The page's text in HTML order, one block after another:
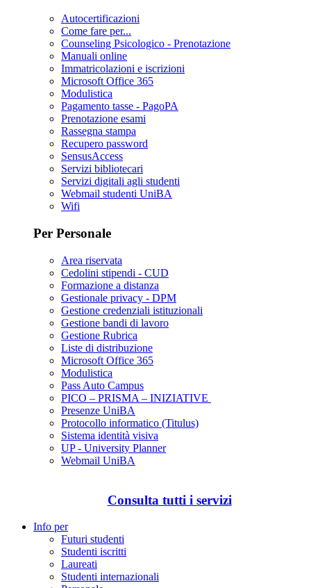
Autocertificazioni
Come fare per...
Counseling Psicologico - Prenotazione
Manuali online
Immatricolazioni e iscrizioni
Microsoft Office 365
Modulistica
Pagamento tasse - PagoPA
Prenotazione esami
Rassegna stampa
Recupero password
SensusAccess
Servizi bibliotecari
Servizi digitali agli studenti
Webmail studenti UniBA
Wifi
Per Personale
Area riservata
Cedolini stipendi - CUD
Formazione a distanza
Gestionale privacy - DPM
Gestione credenziali istituzionali
Gestione bandi di lavoro
Gestione Rubrica
Liste di distribuzione
Microsoft Office 365
Modulistica
Pass Auto Campus
PICO – PRISMA – INIZIATIVE
Presenze UniBA
Protocollo informatico (Titulus)
Sistema identità visiva
UP - University Planner
Webmail UniBA
Consulta tutti i servizi
Info per
Futuri studenti
Studenti iscritti
Laureati
Studenti internazionali